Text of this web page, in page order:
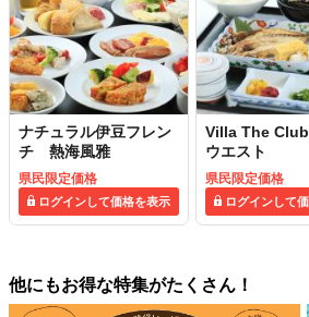
ナチュラル伊豆フレン
チ 熱海風雅
県民限定価格
ログインして価格を表示
Villa The
ウエスト
県民限定価格
ログインして
他にもお得な特集がたくさん！